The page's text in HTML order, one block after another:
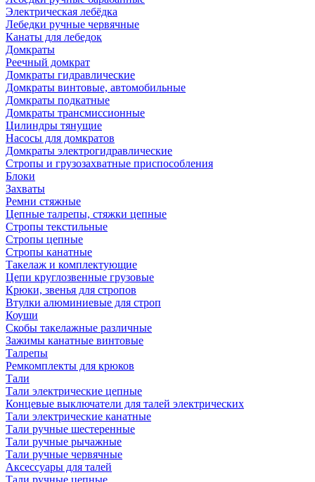
Электрическая лебёдка
Лебедки ручные червячные
Канаты для лебедок
Домкраты
Реечный домкрат
Домкраты гидравлические
Домкраты винтовые, автомобильные
Домкраты подкатные
Домкраты трансмиссионные
Цилиндры тянущие
Насосы для домкратов
Домкраты электрогидравлические
Стропы и грузозахватные приспособления
Блоки
Захваты
Ремни стяжные
Цепные талрепы, стяжки цепные
Стропы текстильные
Стропы цепные
Стропы канатные
Такелаж и комплектующие
Цепи круглозвенные грузовые
Крюки, звенья для стропов
Втулки алюминиевые для строп
Коуши
Скобы такелажные различные
Зажимы канатные винтовые
Талрепы
Ремкомплекты для крюков
Тали
Тали электрические цепные
Концевые выключатели для талей электрических
Тали электрические канатные
Тали ручные шестеренные
Тали ручные рычажные
Тали ручные червячные
Аксессуары для талей
Тали ручные цепные